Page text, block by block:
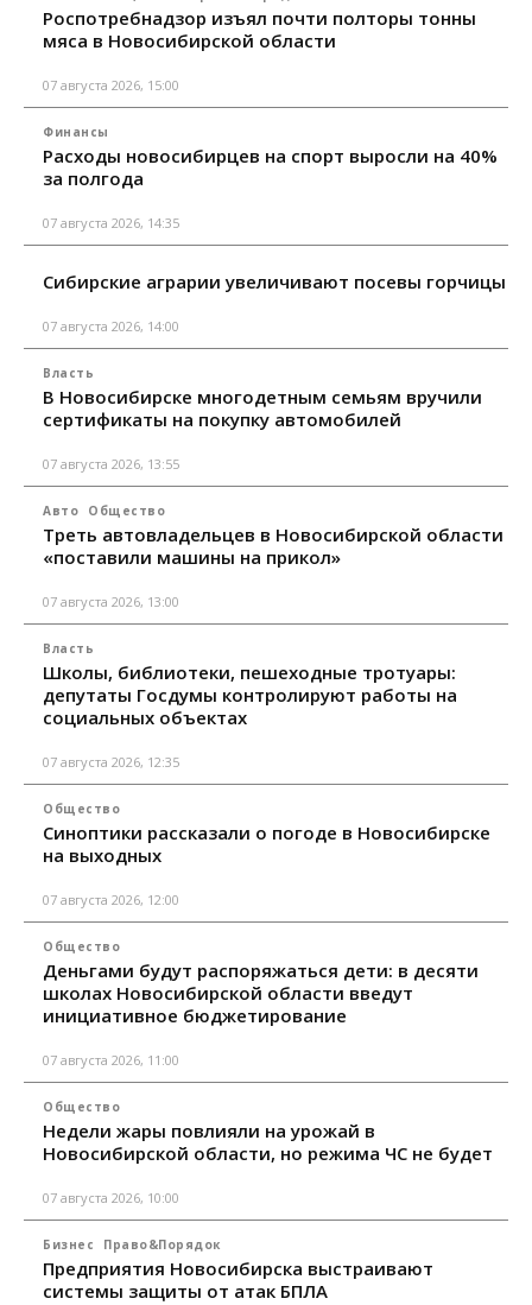
Роспотребнадзор изъял почти полторы тонны
мяса в Новосибирской области
07 августа 2026, 15:00
Финансы
Расходы новосибирцев на спорт выросли на 40%
за полгода
07 августа 2026, 14:35
Сибирские аграрии увеличивают посевы горчицы
07 августа 2026, 14:00
Власть
В Новосибирске многодетным семьям вручили
сертификаты на покупку автомобилей
07 августа 2026, 13:55
Авто Общество
Треть автовладельцев в Новосибирской области
«поставили машины на прикол»
07 августа 2026, 13:00
Власть
Школы, библиотеки, пешеходные тротуары:
депутаты Госдумы контролируют работы на
социальных объектах
07 августа 2026, 12:35
Общество
Синоптики рассказали о погоде в Новосибирске
на выходных
07 августа 2026, 12:00
Общество
Деньгами будут распоряжаться дети: в десяти
школах Новосибирской области введут
инициативное бюджетирование
07 августа 2026, 11:00
Общество
Недели жары повлияли на урожай в
Новосибирской области, но режима ЧС не будет
07 августа 2026, 10:00
Бизнес Право&Порядок
Предприятия Новосибирска выстраивают
системы защиты от атак БПЛА